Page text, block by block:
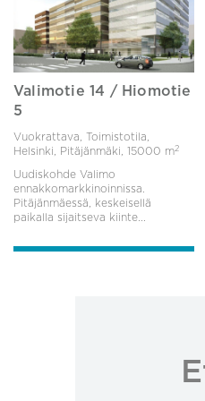
Valimotie 14 / Hiomotie
5
Vuokrattava, Toimistotila,
Helsinki, Pitäjänmäki, 15000 m2
Uudiskohde Valimo
ennakkomarkkinoinnissa.
Pitäjänmäessä, keskeisellä
paikalla sijaitseva kiinte...